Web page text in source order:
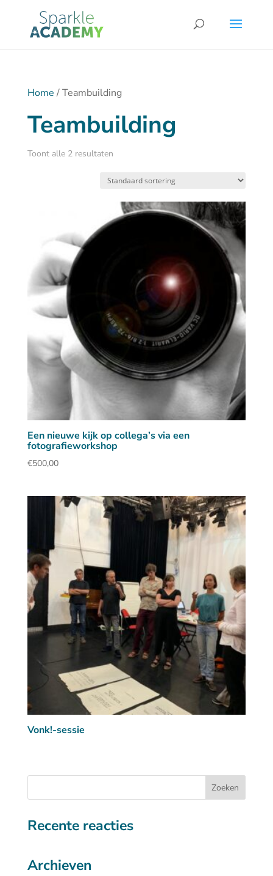
Home / Teambuilding
Teambuilding
Toont alle 2 resultaten
Een nieuwe kijk op collega’s via een
fotografieworkshop
€500,00
Vonk!-sessie
Recente reacties
Archieven